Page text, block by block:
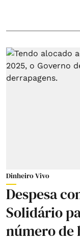
Dinheiro Vivo
Despesa
Solidário
número de